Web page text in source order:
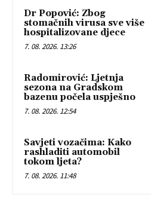
Dr Popović: Zbog
stomačnih virusa sve više
hospitalizovane djece
7. 08. 2026. 13:26
Radomirović: Ljetnja
sezona na Gradskom
bazenu počela uspješno
7. 08. 2026. 12:54
Savjeti vozačima: Kako
rashladiti automobil
tokom ljeta?
7. 08. 2026. 11:48